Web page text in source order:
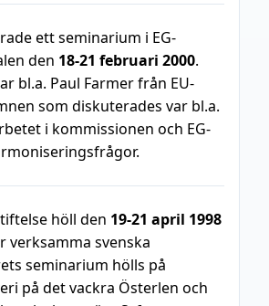
ett seminarium i EG-
den 18-21 februari 2000.
bl.a. Paul Farmer från EU-
som diskuterades var bl.a.
i kommissionen och EG-
höll den 19-21 april 1998
svenska
seminarium hölls på
på det vackra Österlen och